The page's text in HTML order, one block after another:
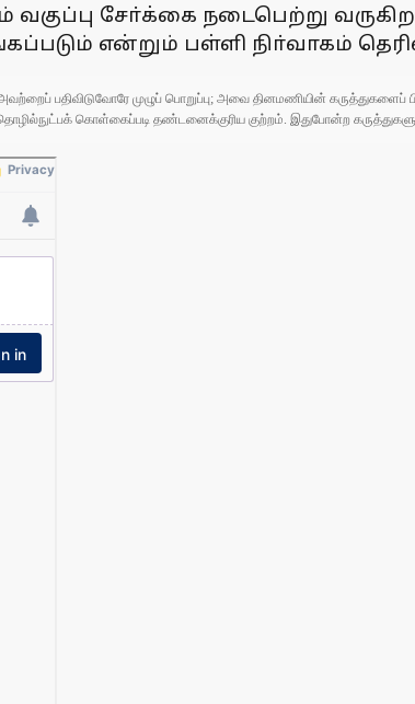
சோ்க்கை நடைபெற்று
என்றும் பள்ளி நிா்வாகம்
பதிவிடுவோரே முழுப் பொறுப்பு; அவை தினமணியின்
கொள்கைப்படி தண்டனைக்குரிய குற்றம். இதுபோன்ற